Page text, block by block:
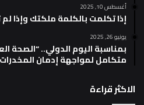
أغسطس 10, 2025
إذا تكلمت بالكلمة ملكتك وإذا
يونيو 26, 2025
بمناسبة اليوم الدولي.. “الصحة
متكامل لمواجهة إدمان المخدرات
الاكثر قراءة